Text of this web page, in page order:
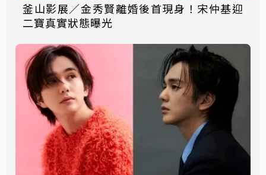
釜山影展／金秀賢離婚後首現身！宋仲基迎
二寶真實狀態曝光